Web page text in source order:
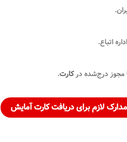
اتباع.
مجوز درج‌شده درکارت.
مدارک لازم برایدریافت کارت آمایش